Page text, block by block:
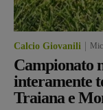
Calcio Giovanili
Campionato
interamente
Traiana e